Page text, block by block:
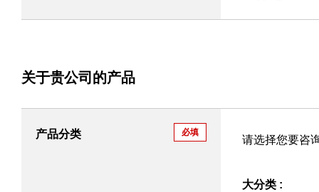
关于贵公司的产品
产品分类 必填
请选择您要咨
大分类 :